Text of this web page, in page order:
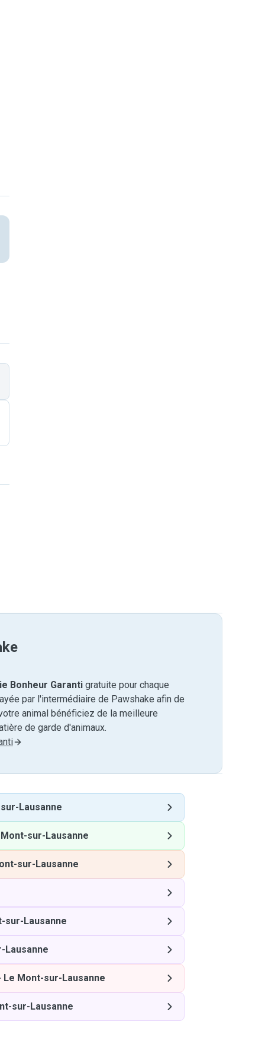
Bonheur Garanti gratuite pour chaque
par l'intermédiaire de Pawshake afin de
animal bénéficiez de la meilleure
de garde d'animaux.
Lausanne
sur-Lausanne
sur-Lausanne
sur-Lausanne
Lausanne
Le Mont-sur-Lausanne
sur-Lausanne